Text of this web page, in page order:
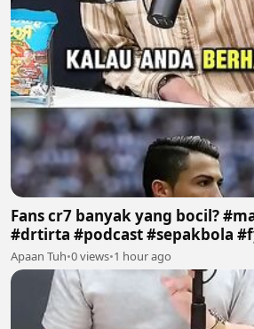
Fans cr7 banyak yang bocil?
#drtirta #podcast #sepakbola
Apaan Tuh•0 views•1 hour ago